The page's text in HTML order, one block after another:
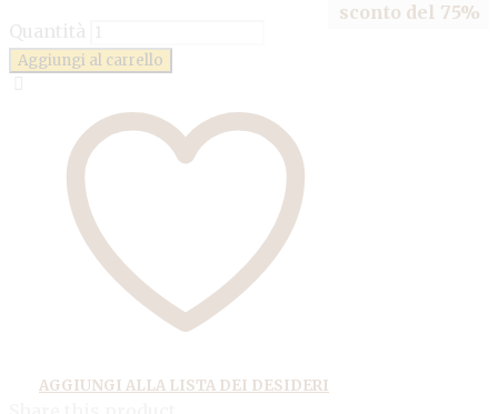
sconto del 75%
Aggiungi al carrello
AGGIUNGI ALLA LISTA DEI DESIDERI